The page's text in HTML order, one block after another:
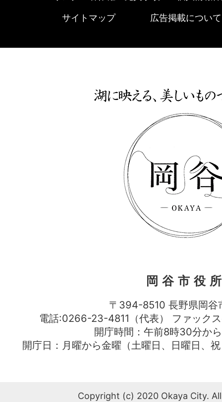
サイトマップ 広告掲載について
岡谷市役
〒394-8510 長野県岡谷
電話:0266-23-4811（代表） ファッ
開庁時間：午前8時30分か
開庁日：月曜から金曜（土曜日、日曜日、
Copyright (c) 2020 Okaya City.